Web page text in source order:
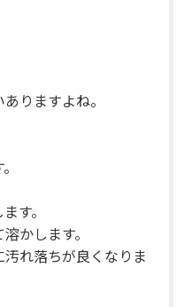
りますよね。
す。
かします。
れ落ちが良くなりま